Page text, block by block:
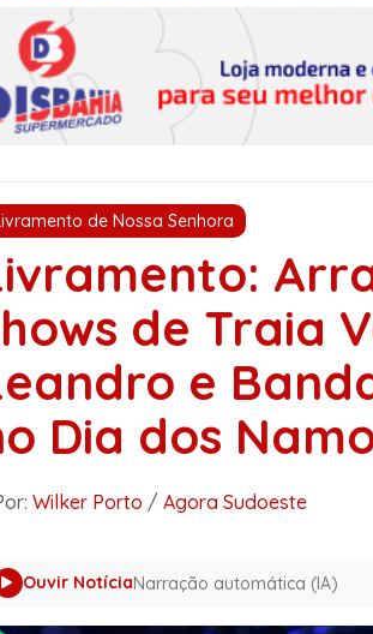
de Nossa Senhora
de Traia
e
Dia dos
Wilker Porto / Agora Sudoeste
Ouvir NotíciaNarração automática (IA)